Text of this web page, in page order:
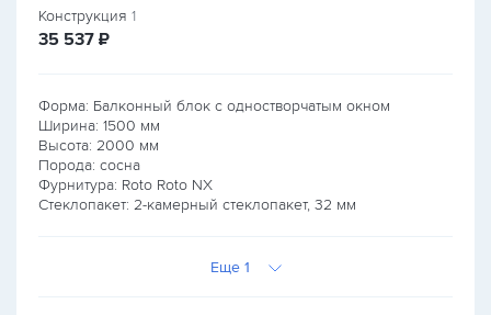
Конструкция 1
35 537 руб.
₽
Форма: Балконный блок с одностворчатым окном
Ширина: 1500 мм
Высота: 2000 мм
Порода: сосна
Фурнитура: Roto Roto NX
Стеклопакет: 2-камерный стеклопакет, 32 мм
Еще 1